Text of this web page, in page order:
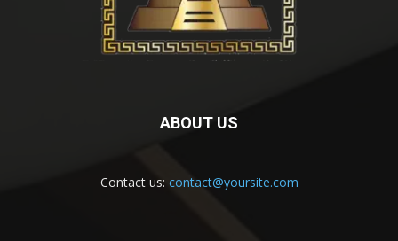
ABOUT US
Contact us: contact@yoursite.com